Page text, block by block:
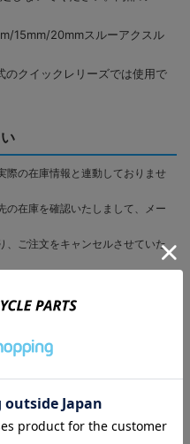
15mm/20mmスルーアクスル
のクイックレリーズでは使用で
際の在庫情報と連動しておりませ
の在庫を確認いたしまして、メー
、ご注文をキャンセルさせていた
ンニングチェンジ等により予告な
了承頂いた上で ご注文をお願い